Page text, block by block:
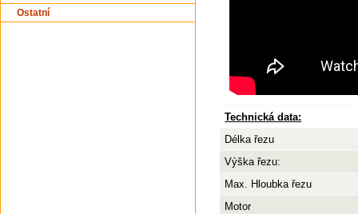
Ostatní
Technická data:
Délka řezu
Výška řezu:
Max. Hloubka řezu
Motor